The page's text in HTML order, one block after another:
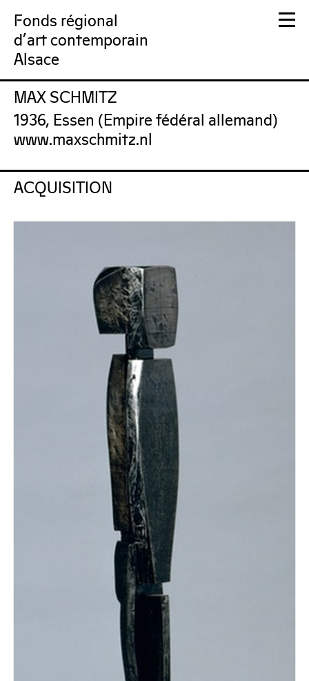
Fonds régional
d'art contemporain
Alsace
FRAC Alsace
MAX SCHMITZ
1936, Essen (Empire fédéral allemand)
www.maxschmitz.nl
ACQUISITION